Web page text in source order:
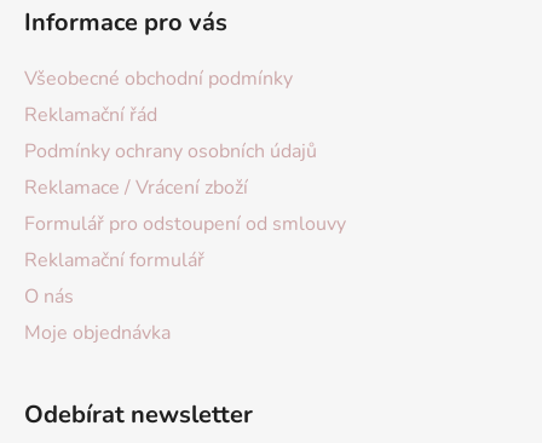
Informace pro vás
Všeobecné obchodní podmínky
Reklamační řád
Podmínky ochrany osobních údajů
Reklamace / Vrácení zboží
Formulář pro odstoupení od smlouvy
Reklamační formulář
O nás
Moje objednávka
Odebírat newsletter